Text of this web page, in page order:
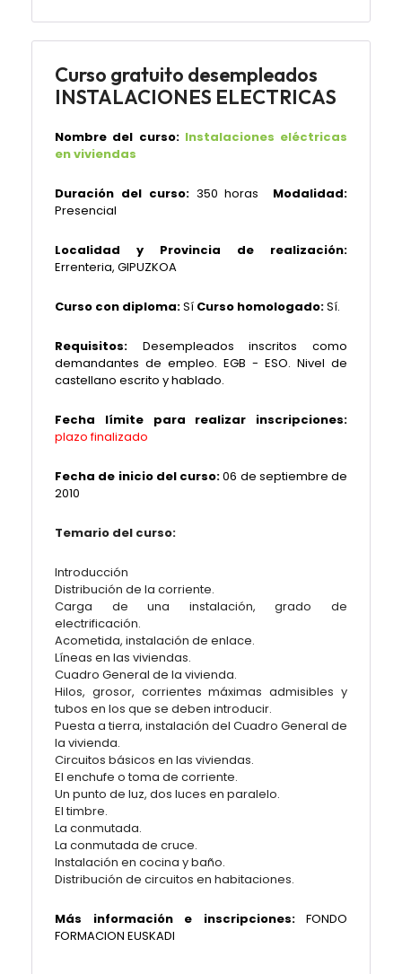
Curso gratuito desempleados
INSTALACIONES ELECTRICAS
Nombre del curso: Instalaciones eléctricas
en viviendas
Duración del curso:350 horas Modalidad:
Presencial
Localidad y Provincia de realización:
Errenteria, GIPUZKOA
Curso con diploma:Sí Curso homologado:Sí.
Requisitos: Desempleados inscritos como
demandantes de empleo. EGB - ESO. Nivel de
castellano escrito y hablado.
Fecha límite para realizar inscripciones:
plazo finalizado
Fecha de inicio del curso:06 de septiembre de
2010
Temario del curso:
Introducción
Distribución de la corriente.
Carga de una instalación, grado de
electrificación.
Acometida, instalación de enlace.
Líneas en las viviendas.
Cuadro General de la vivienda.
Hilos, grosor, corrientes máximas admisibles y
tubos en los que se deben introducir.
Puesta a tierra, instalación del Cuadro General de
la vivienda.
Circuitos básicos en las viviendas.
El enchufe o toma de corriente.
Un punto de luz, dos luces en paralelo.
El timbre.
La conmutada.
La conmutada de cruce.
Instalación en cocina y baño.
Distribución de circuitos en habitaciones.
Más información e inscripciones:FONDO
FORMACION EUSKADI